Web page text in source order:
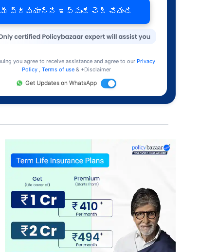
మీ ప్రీమియాన్ని ఇప్పుడే చెక్ చేయండి
you agree to receive assistance and agree to our Privacy
Policy
Terms of use & +Disclaimer
Get Updates on WhatsApp